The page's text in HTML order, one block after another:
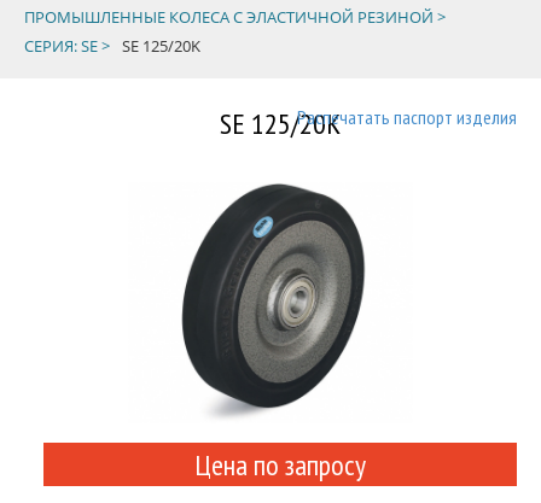
ПРОМЫШЛЕННЫЕ КОЛЕСА С ЭЛАСТИЧНОЙ РЕЗИНОЙ >
СЕРИЯ: SE > SE 125/20K
SE 125/20KРаспечатать паспорт изделия
Цена по запросу